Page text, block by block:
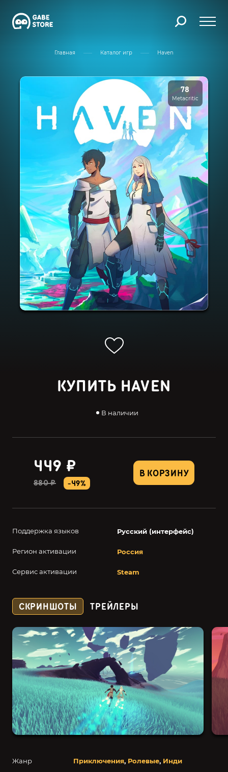
Главная Каталог игр Haven
78
Metacritic
КУПИТЬ HAVEN
В наличии
В КОРЗИНУ
449 ₽
880 ₽ -49%
Поддержка языков Русский (интерфейс)
Регион активации Россия
Сервис активации Steam
Жанр Приключения, Ролевые, Инди
СКРИНШОТЫ ТРЕЙЛЕРЫ